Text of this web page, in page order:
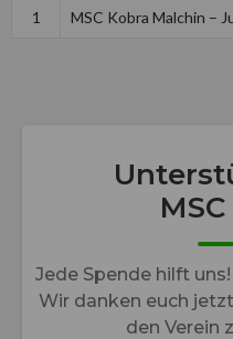
1 MSC Kobra Malchin –